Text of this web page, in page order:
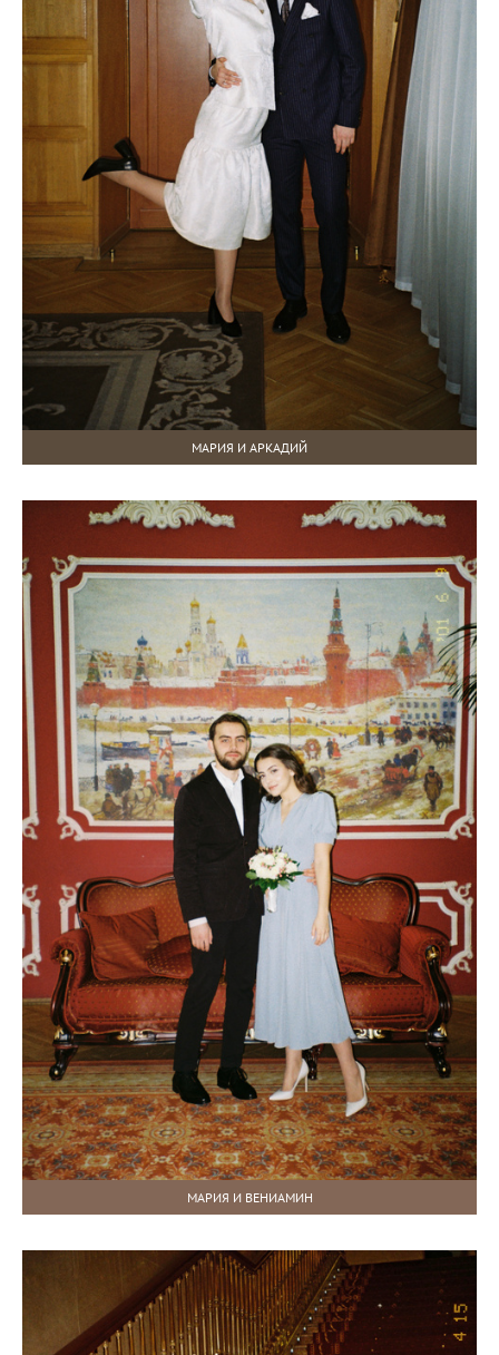
МАРИЯ И АРКАДИЙ
МАРИЯ И ВЕНИАМИН